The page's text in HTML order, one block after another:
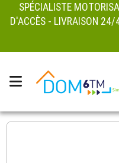
SPÉCIALISTE
D'ACCÈS - LIVRAISON 24/